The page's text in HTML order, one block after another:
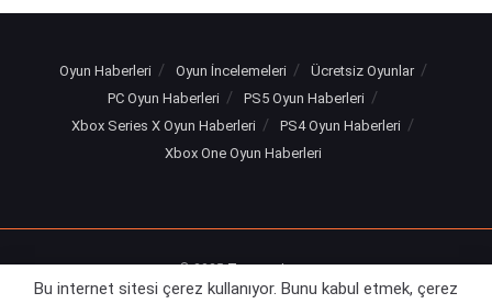
Oyun Haberleri Oyun İncelemeleri
Ücretsiz Oyunlar
PC Oyun Haberleri
PS5 Oyun Haberleri
Xbox Series X Oyun Haberleri
PS4 Oyun Haberleri
Xbox One Oyun Haberleri
© 2025Turuncu Levye
Bu internet sitesi çerez kullanıyor. Bunu kabul etmek, çerez